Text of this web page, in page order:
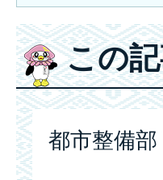
この
都市整備